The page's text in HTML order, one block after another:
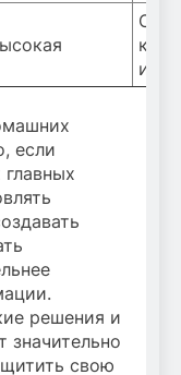
и
если
решения и
значительно
свою